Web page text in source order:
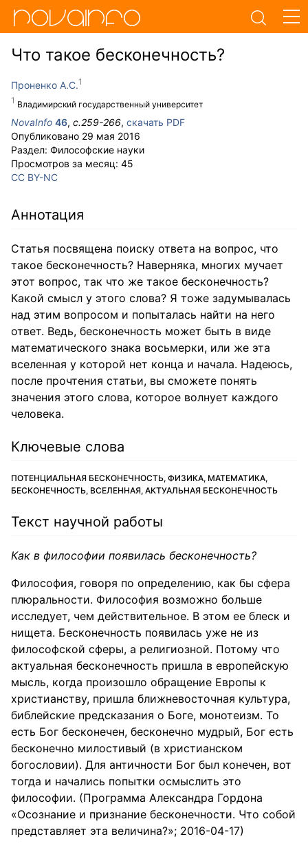
Что такое бесконечность?
Проненко А.С.
Владимирский государственный университет
NovaInfo 46, с.259-266, скачать PDF
Опубликовано 29 мая 2016
Раздел: Философские науки
Просмотров за месяц: 45
CC BY-NC
Аннотация
Статья посвящена поиску ответа на вопрос, что
такое бесконечность? Наверняка, многих мучает
этот вопрос, так что же такое бесконечность?
Какой смысл у этого слова? Я тоже задумывалась
над этим вопросом и попыталась найти на него
ответ. Ведь, бесконечность может быть в виде
математического знака восьмерки, или же эта
вселенная у которой нет конца и начала. Надеюсь,
после прочтения статьи, вы сможете понять
значения этого слова, которое волнует каждого
человека.
Ключевые слова
ПОТЕНЦИАЛЬНАЯ БЕСКОНЕЧНОСТЬ, ФИЗИКА, МАТЕМАТИКА,
БЕСКОНЕЧНОСТЬ, ВСЕЛЕННАЯ, АКТУАЛЬНАЯ БЕСКОНЕЧНОСТЬ
Текст научной работы
Как в философии появилась бесконечность?
Философия, говоря по определению, как бы сфера
плюральности. Философия возможно больше
исследует, чем действительное. В этом ее блеск и
нищета. Бесконечность появилась уже не из
философской сферы, а религиозной. Потому что
актуальная бесконечность пришла в европейскую
мысль, когда произошло обращение Европы к
христианству, пришла ближневосточная культура,
библейские предсказания о Боге, монотеизм. То
есть Бог бесконечен, бесконечно мудрый, Бог есть
бесконечно милостивый (в христианском
богословии). Для античности Бог был конечен, вот
тогда и начались попытки осмыслить это
философии. (Программа Александра Гордона
«Осознание и признание бесконечности. Что собой
представляет эта величина?»; 2016-04-17)